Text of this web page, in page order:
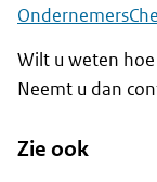
Wilt u weten
Neemt u dan
Zie ook